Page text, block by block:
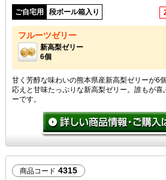
ご自宅用 段ボール箱入り
フルーツゼリー
新高梨ゼリー
6個
甘く芳醇な味わいの熊本県産新高梨ゼリーが6
応えと甘味たっぷりな新高梨ゼリー。誰もが喜
ーです。
商品コード 4315